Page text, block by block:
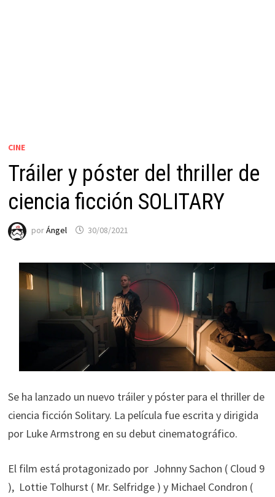
CINE
Tráiler y póster del thriller de
ciencia ficción SOLITARY
porÁngel 30/08/2021
Se ha lanzado un nuevo tráiler y póster para el thriller de
ciencia ficción Solitary. La película fue escrita y dirigida
por Luke Armstrong en su debut cinematográfico.
El film está protagonizado por Johnny Sachon ( Cloud 9
), Lottie Tolhurst ( Mr. Selfridge ) y Michael Condron (